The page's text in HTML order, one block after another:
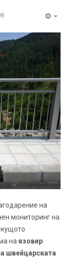
на
мониторинг на
на язовир
швейцарската